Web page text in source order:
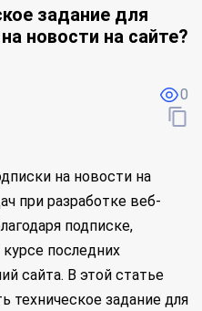
задание для
новости на сайте?
0
на новости на
при разработке веб-
подписке,
последних
сайта. В этой статье
техническое задание для